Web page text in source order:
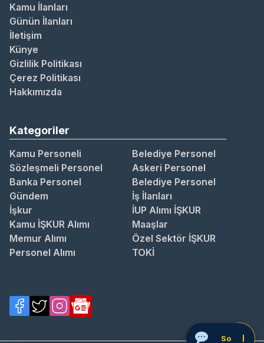
Kamu İlanları
Günün İlanları
İletişim
Künye
Gizlilik Politikası
Çerez Politikası
Hakkımızda
Kategoriler
Kamu Personeli
Belediye Personel
Sözleşmeli Personel
Askeri Personel
Banka Personel
Belediye Personel
Gündem
İş İlanları
İşkur
İUP Alımı İŞKUR
Kamu İŞKUR Alımı
Maaşlar
Memur Alımı
Özel Sektör İŞKUR
Personel Alımı
TOKİ
Soru Sor